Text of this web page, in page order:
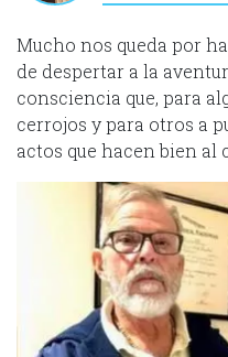
Mucho nos queda por
de despertar a la
consciencia que, para
cerrojos y para otros a
actos que hacen bien al